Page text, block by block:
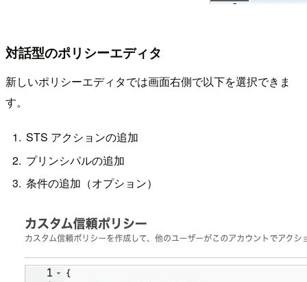
対話型のポリシーエディタ
新しいポリシーエディタでは画面右側で以下を選択できま
す。
STS アクションの追加
プリンシパルの追加
条件の追加（オプション）